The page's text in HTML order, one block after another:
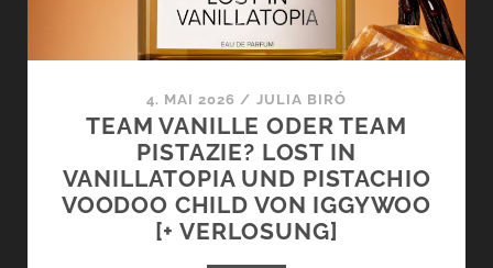
RICHTIGEN
KRACHER
4. MAI 2026 / JULIA BIRÓ
TEAM VANILLE ODER TEAM
PISTAZIE? LOST IN
VANILLATOPIA UND PISTACHIO
VOODOO CHILD VON IGGYWOO
[+ VERLOSUNG]